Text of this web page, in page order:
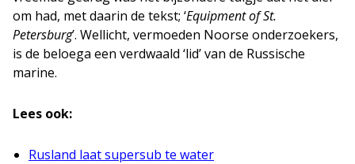
om had, met daarin de tekst; ‘Equipment of St.
Petersburg’. Wellicht, vermoeden Noorse onderzoekers,
is de beloega een verdwaald ‘lid’ van de Russische
marine.
Lees ook:
Rusland laat supersub te water